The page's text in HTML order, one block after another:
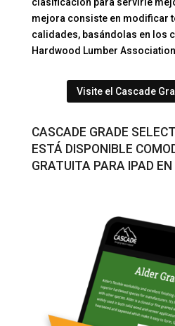
clasificación para servirle
mejora consiste en modificar
calidades, basándolas en los
Hardwood Lumber Association
Visite el Cascade
CASCADE GRADE
ESTÁ DISPONIBLE COMO
GRATUITA PARA IPAD